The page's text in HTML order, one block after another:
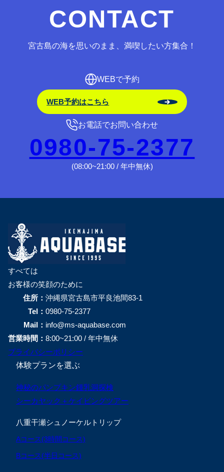
CONTACT
宮古島の海を思いのまま、満喫したい方集合！
WEBで予約
WEB予約はこちら
お電話でお問い合わせ
0980-75-2377
(08:00~21:00 / 年中無休)
すべては
お客様の笑顔のために
住所： 沖縄県宮古島市平良池間83-1
Tel： 0980-75-2377
Mail： info@ms-aquabase.com
営業時間： 8:00~21:00 / 年中無休
プライバシーポリシー
体験プランを選ぶ
神秘のパンプキン鍾乳洞探検
シーカヤック＋ケイビングツアー
八重干瀬シュノーケルトリップ
Aコース(3時間コース)
Bコース(半日コース)